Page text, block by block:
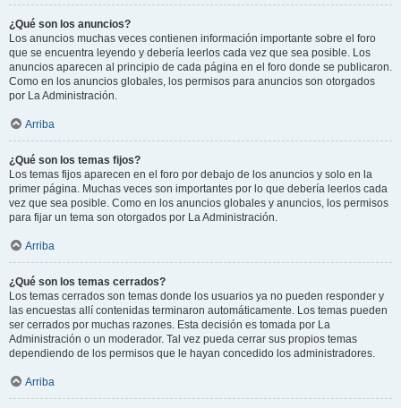
¿Qué son los anuncios?
Los anuncios muchas veces contienen información importante sobre el foro
que se encuentra leyendo y debería leerlos cada vez que sea posible. Los
anuncios aparecen al principio de cada página en el foro donde se publicaron.
Como en los anuncios globales, los permisos para anuncios son otorgados
por La Administración.
Arriba
¿Qué son los temas fijos?
Los temas fijos aparecen en el foro por debajo de los anuncios y solo en la
primer página. Muchas veces son importantes por lo que debería leerlos cada
vez que sea posible. Como en los anuncios globales y anuncios, los permisos
para fijar un tema son otorgados por La Administración.
Arriba
¿Qué son los temas cerrados?
Los temas cerrados son temas donde los usuarios ya no pueden responder y
las encuestas allí contenidas terminaron automáticamente. Los temas pueden
ser cerrados por muchas razones. Esta decisión es tomada por La
Administración o un moderador. Tal vez pueda cerrar sus propios temas
dependiendo de los permisos que le hayan concedido los administradores.
Arriba